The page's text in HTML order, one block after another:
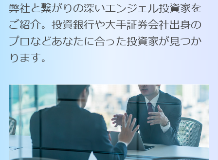
弊社と繋がりの深いエンジェル投資家を
ご紹介。投資銀行や大手証券会社出身の
プロなどあなたに合った投資家が見つか
ります。